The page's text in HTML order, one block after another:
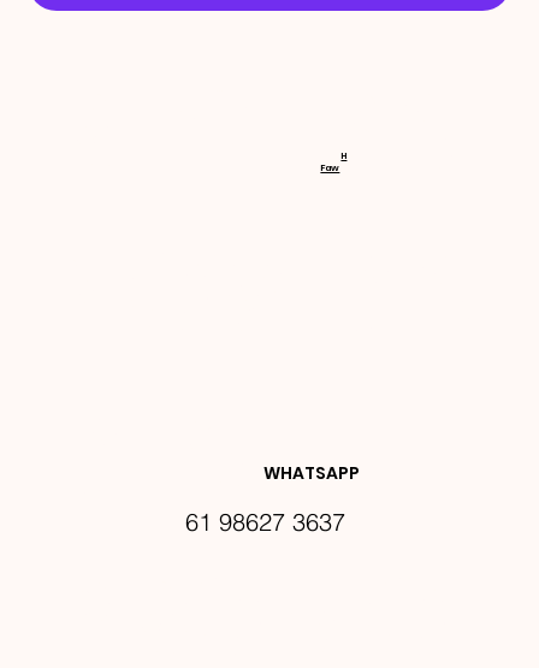
RECEBA
DES E
WHATSAPP
61 98627 3637
Faw
H